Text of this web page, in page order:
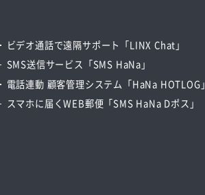
ビデオ通話で遠隔サポート「LINX Chat」
SMS送信サービス「SMS HaNa」
電話連動 顧客管理システム「HaNa HOTLOG」
スマホに届くWEB郵便「SMS HaNa Dポス」